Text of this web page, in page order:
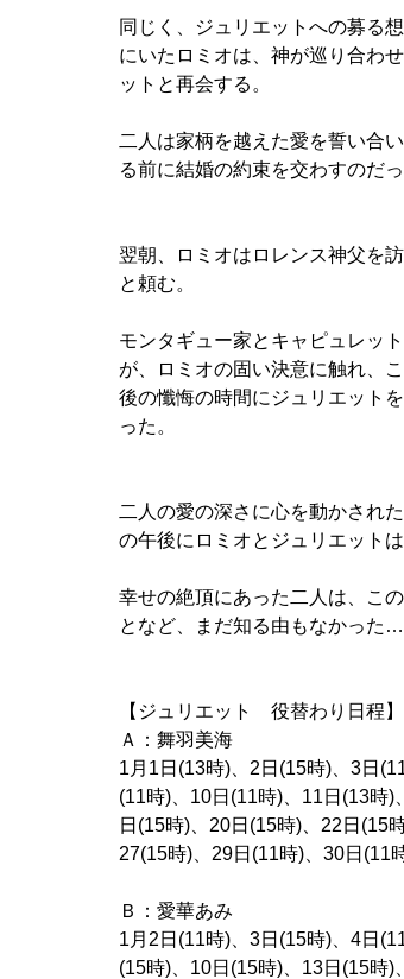
同じく、ジュリエットへの募る
にいたロミオは、神が巡り合わ
ットと再会する。
二人は家柄を越えた愛を誓い合
る前に結婚の約束を交わすのだっ
翌朝、ロミオはロレンス神父を
と頼む。
モンタギュー家とキャピュレッ
が、ロミオの固い決意に触れ、
後の懺悔の時間にジュリエット
った。
二人の愛の深さに心を動かされ
の午後にロミオとジュリエット
幸せの絶頂にあった二人は、こ
となど、まだ知る由もなかった
【ジュリエット 役替わり日程】
Ａ：舞羽美海
1月1日(13時)、2日(15時)、3日
(11時)、10日(11時)、11日(13時
日(15時)、20日(15時)、22日(15
27(15時)、29日(11時)、30日(11
Ｂ：愛華あみ
1月2日(11時)、3日(15時)、4日
(15時)、10日(15時)、13日(15時